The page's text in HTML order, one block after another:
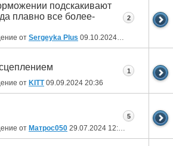
подскакивают
плавно все более-
от Sergeyka Plus 09.10.2024 03:16
2
от KITT09.09.2024 20:36
1
от Матрос050 29.07.2024 12:59
5